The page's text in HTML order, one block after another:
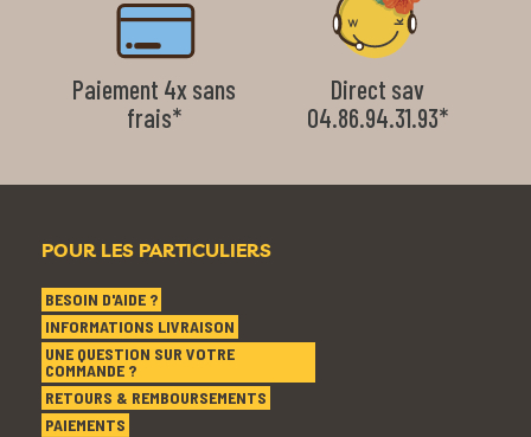
Paiement 4x sans
frais*
Direct sav
04.86.94.31.93*
POUR LES PARTICULIERS
BESOIN D'AIDE ?
INFORMATIONS LIVRAISON
UNE QUESTION SUR VOTRE
COMMANDE ?
RETOURS & REMBOURSEMENTS
PAIEMENTS